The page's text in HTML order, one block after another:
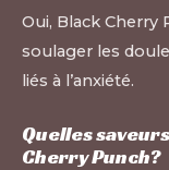
Oui, Black
soulager les
liés à l’anxiété.
Quelles
Cherry Punch?